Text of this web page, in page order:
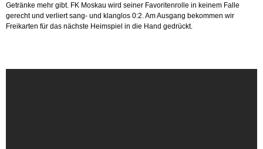
Getränke mehr gibt. FK Moskau wird seiner Favoritenrolle in keinem Falle
gerecht und verliert sang- und klanglos 0:2. Am Ausgang bekommen wir
Freikarten für das nächste Heimspiel in die Hand gedrückt.